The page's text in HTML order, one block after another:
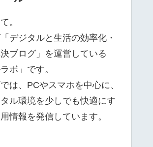
。
デジタルと生活の効率化・
決ブログ」を運営している
ボ」です。
は、PCやスマホを中心に、
ル環境を少しでも快適にす
情報を発信しています。